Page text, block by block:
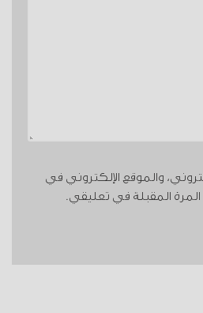
والموقع الإلكتروني في
المرة المقبلة في تعليقي.